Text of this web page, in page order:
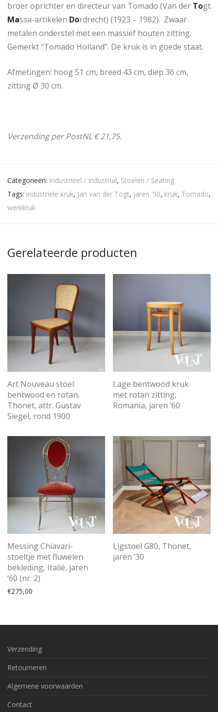
broer oprichter en directeur van Tomado (Van der Togt
Massa-artikelen Dordrecht) (1923 – 1982). Zwaar
metalen onderstel met een massief houten zitting.
Gemerkt “Tomado Holland”. De kruk is in goede staat.
Afmetingen: hoog 51 cm, breed 43 cm, diep 36 cm,
zitting Ø 30 cm.
Verzending per PostNL € 21,75.
Categorieën: Industrieel / Industrial, Stoelen / Seating
Tags: industriele kruk, Jan van der Togt, jaren '50, kruk, Tomado,
werkkruk
Gerelateerde producten
Art Nouveau stoel
bentwood en rotan,
Thonet, attr. Gustav
Siegel, rond 1900
Lage bentwood kruk
met rotan zitting,
Romania, jaren ’60
Messing Chiavari-
stoeltje met fluwelen
bekleding, Italië, jaren
‘60 (nr. 2)
€275,00
Ligstoel G80, Thonet,
jaren ’30
Verzending
Retourneren
Algemene voorwaarden
Contact